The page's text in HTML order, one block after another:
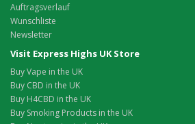
Auftragsverlauf
Wunschliste
Newsletter
Visit Express Highs UK Store
Buy Vape in the UK
Buy CBD in the UK
Buy H4CBD in the UK
Buy Smoking Products in the UK